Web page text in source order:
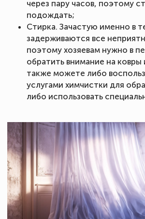
через пару часов, поэтому
подождать;
Стирка. Зачастую именно в
задерживаются все
поэтому хозяевам нужно в
обратить внимание на
также можете либо
услугами химчистки для
либо использовать